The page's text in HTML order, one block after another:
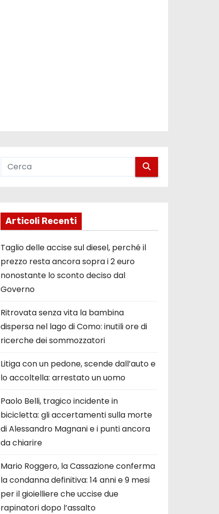
Articoli Recenti
Taglio delle accise sul diesel, perché il
prezzo resta ancora sopra i 2 euro
nonostante lo sconto deciso dal
Governo
Ritrovata senza vita la bambina
dispersa nel lago di Como: inutili ore di
ricerche dei sommozzatori
Litiga con un pedone, scende dall’auto e
lo accoltella: arrestato un uomo
Paolo Belli, tragico incidente in
bicicletta: gli accertamenti sulla morte
di Alessandro Magnani e i punti ancora
da chiarire
Mario Roggero, la Cassazione conferma
la condanna definitiva: 14 anni e 9 mesi
per il gioielliere che uccise due
rapinatori dopo l’assalto